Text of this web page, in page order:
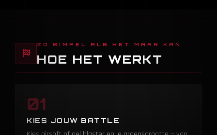
ZO SIMPEL ALS HET MAAR KAN
HOE HET WERKT
01
KIES JOUW BATTLE